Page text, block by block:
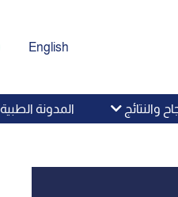
English
والنتائج المدونة الطبية